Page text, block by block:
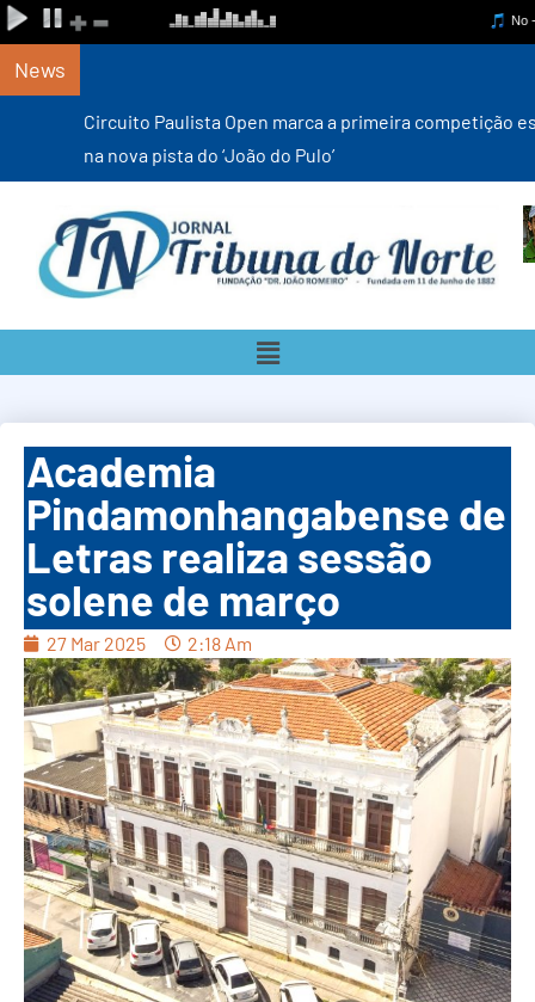
News
Circuito Paulista Open marca a primeira competição estadual
na nova pista do ‘João do Pulo’
Academia
Pindamonhangabense de
Letras realiza sessão
solene de março
27 Mar 2025 2:18 Am